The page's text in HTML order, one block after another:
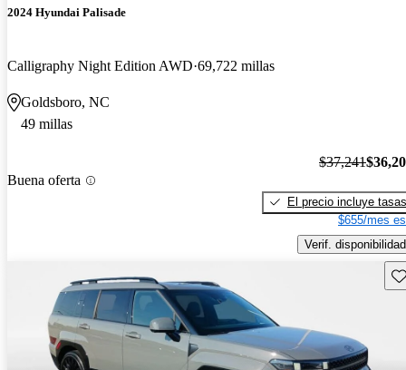
2024 Hyundai Palisade
Calligraphy Night Edition AWD 69,722 millas
Goldsboro, NC
49 millas
Buena oferta
$37,241
El precio incluye tasas
$655/mes
Verif. disponibilidad